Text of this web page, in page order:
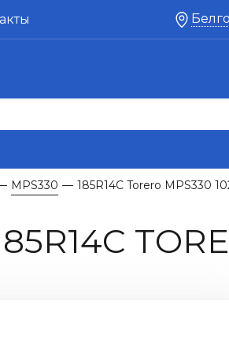
MPS330 — 185R14C Torero MPS330